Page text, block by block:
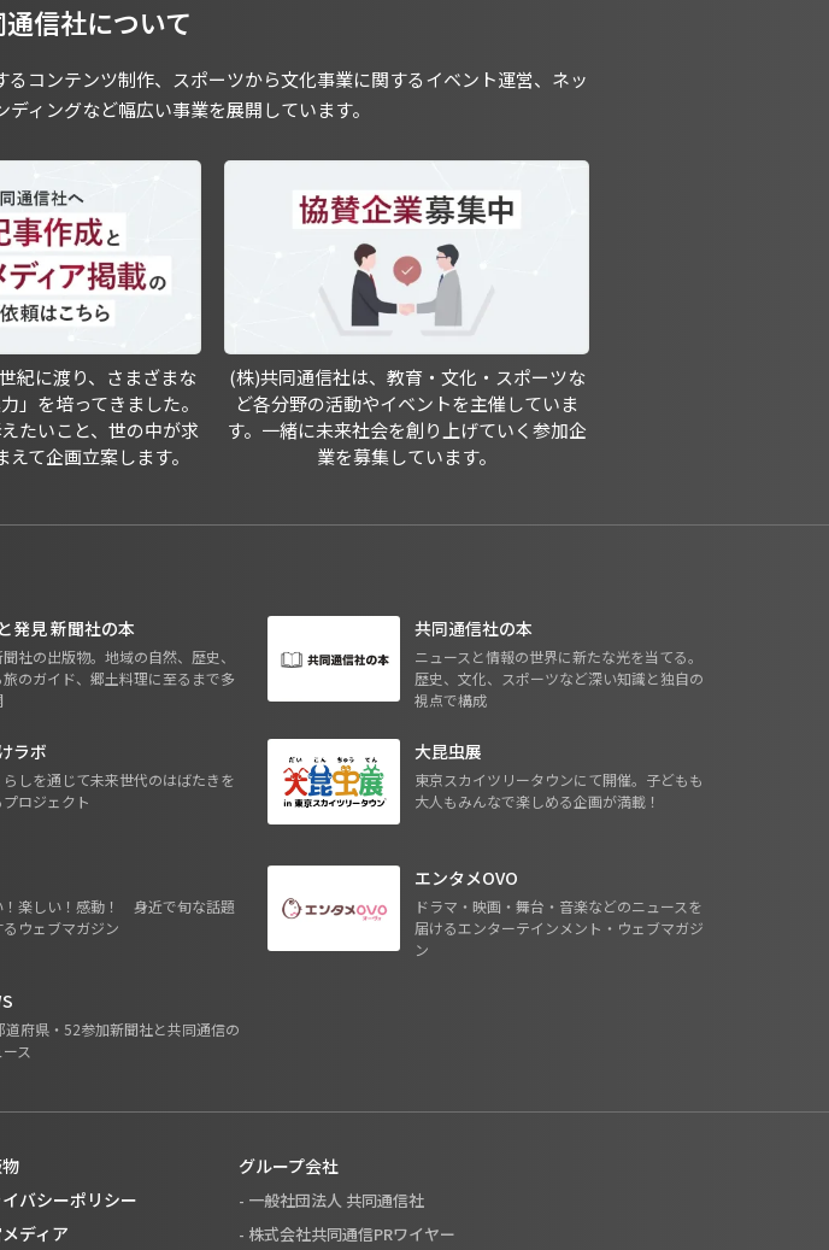
信社について
コンテンツ制作、スポーツから文化事業に関するイベント運営、ネッ
ィングなど幅広い事業を展開しています。
紀に渡り、さまざまな
」を培ってきました。
たいこと、世の中が求
て企画立案します。
(株)共同通信社は、教育・文化・スポーツな
ど各分野の活動やイベントを主催していま
す。一緒に未来社会を創り上げていく参加企
業を募集しています。
発見 新聞社の本
社の出版物。地域の自然、歴史、
旅のガイド、郷土料理に至るまで多
共同通信社の本
ニュースと情報の世界に新たな光を当てる。
歴史、文化、スポーツなど深い知識と独自の
視点で構成
ラボ
らしを通じて未来世代のはばたきを
ロジェクト
大昆虫展
東京スカイツリータウンにて開催。子どもも
大人もみんなで楽しめる企画が満載！
！楽しい！感動！ 身近で旬な話題
ウェブマガジン
エンタメOVO
ドラマ・映画・舞台・音楽などのニュースを
届けるエンターテインメント・ウェブマガジ
ン
道府県・52参加新聞社と共同通信の
ス
バシーポリシー
ディア
グループ会社
- 一般社団法人 共同通信社
- 株式会社共同通信PRワイヤー